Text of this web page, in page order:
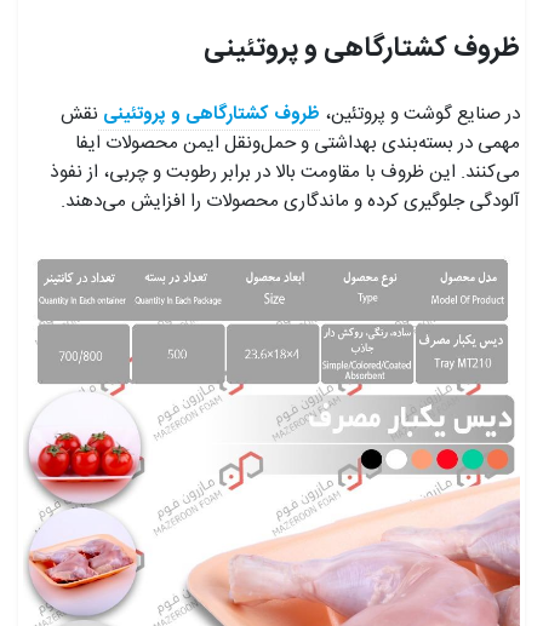
ظروف کشتارگاهی و پروتئینی
در صنایع گوشت و پروتئین، ظروف کشتارگاهی و پروتئینی نقش
مهمی در بسته‌بندی بهداشتی و حمل‌ونقل ایمن محصولات ایفا
می‌کنند. این ظروف با مقاومت بالا در برابر رطوبت و چربی، از نفوذ
آلودگی جلوگیری کرده و ماندگاری محصولات را افزایش می‌دهند.